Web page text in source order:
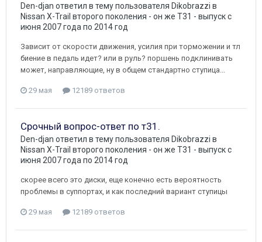
Den-djan ответил в тему пользователя Dikobrazzi в
Nissan X-Trail второго поколения - он же Т31 - выпуск с
июня 2007 года по 2014 год
Зависит от скорости движения, усилия при торможении и тл
биение в педаль идет? или в руль? поршень подклинивать
может, направляющие, ну в общем стандартно ступица...
29 мая 12189 ответов
Срочный вопрос-ответ по т31.
Den-djan ответил в тему пользователя Dikobrazzi в
Nissan X-Trail второго поколения - он же Т31 - выпуск с
июня 2007 года по 2014 год
скорее всего это диски, еще конечно есть вероятность
проблемы в суппортах, и как последний вариант ступицы
29 мая 12189 ответов